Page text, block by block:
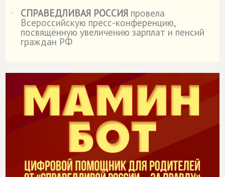
˙
СПРАВЕДЛИВАЯ РОССИЯ провела
Всероссийскую пресс-конференцию,
посвящённую увеличению зарплат и пенсий
граждан РФ